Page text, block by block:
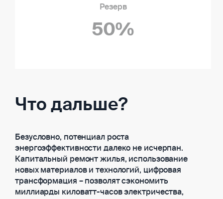
50%
Что дальше?
Безусловно, потенциал роста
энергоэффективности далеко не исчерпан.
Капитальный ремонт жилья, использование
новых материалов и технологий, цифровая
трансформация – позволят сэкономить
миллиарды киловатт-часов электричества,